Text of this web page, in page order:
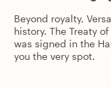
Beyond royalty,
history. The Treaty
was signed in the
you the very spot.